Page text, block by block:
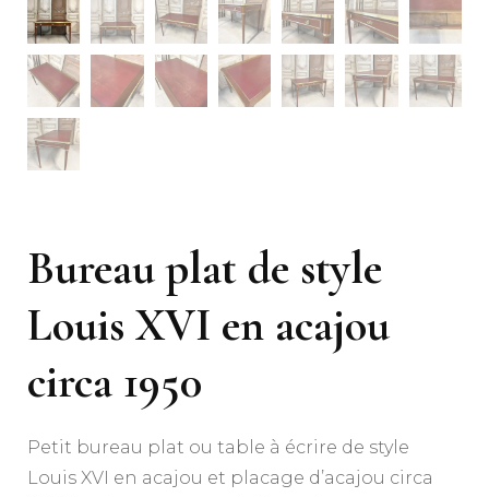
Bureau plat de style
Louis XVI en acajou
circa 1950
Petit bureau plat ou table à écrire de style
Louis XVI en acajou et placage d’acajou circa